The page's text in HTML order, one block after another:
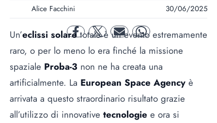
Alice Facchini 30/06/2025
facebooktwitter mail whatsapp
Un’eclissi solaretotale è un evento estremamente
raro, o per lo meno lo era finché la missione
spaziale Proba-3 non ne ha creata una
artificialmente. La European Space Agency è
arrivata a questo straordinario risultato grazie
all’utilizzo di innovative tecnologie e ora si